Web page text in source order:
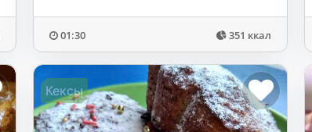
01:30 351 ккал
Кексы